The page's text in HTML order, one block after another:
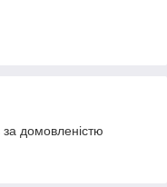
домовленістю